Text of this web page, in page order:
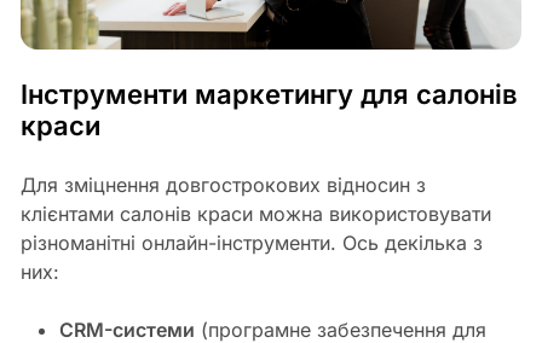
Інструменти маркетингу для салонів
краси
Для зміцнення довгострокових відносин з
клієнтами салонів краси можна використовувати
різноманітні онлайн-інструменти. Ось декілька з
них:
CRM-системи (програмне забезпечення для